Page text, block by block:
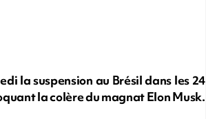
la suspension au Brésil dans les 24
la colère du magnat Elon Musk.